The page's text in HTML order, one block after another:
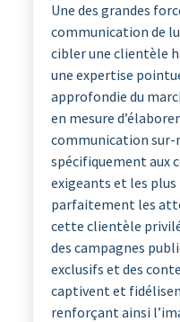
Une des grandes
communication de
cibler une clientèle
une expertise
approfondie du
en mesure
communication sur-
spécifiquement aux
exigeants et les
parfaitement les
cette clientèle
des campagnes
exclusifs et des
captivent et
renforçant ainsi